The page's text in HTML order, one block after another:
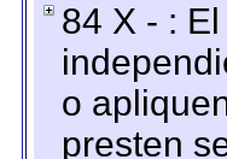
84 X - :
o
presten